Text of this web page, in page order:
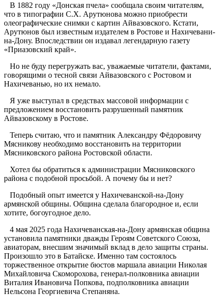
В 1882 году «Донская пчела» сообщала своим читателям,
что в типографии С.Х. Арутюнова можно приобрести
олеографические снимки с картин Айвазовского. Кстати,
Арутюнов был известным издателем в Ростове и Нахичевани-
на-Дону. Впоследствии он издавал легендарную газету
«Приазовский край».
Но не буду перегружать вас, уважаемые читатели, фактами,
говорящими о тесной связи Айвазовского с Ростовом и
Нахичеванью, но их немало.
Я уже выступал в средствах массовой информации с
предложением восстановить разрушенный памятник
Айвазовскому в Ростове.
Теперь считаю, что и памятник Александру Фёдоровичу
Мясникову необходимо восстановить на территории
Мясниковского района Ростовской области.
Хотел бы обратиться к администрации Мясниковского
района с подобной просьбой. А почему бы и нет?
Подобный опыт имеется у Нахичеванской-на-Дону
армянской общины. Община сделала благородное и, если
хотите, богоугодное дело.
4 мая 2025 года Нахичеванская-на-Дону армянская община
установила памятники дважды Героям Советского Союза,
авиаторам, внесшим значимый вклад в дело защиты страны.
Произошло это в Батайске. Именно там состоялось
торжественное открытие бюстов маршала авиации Николая
Михайловича Скоморохова, генерал-полковника авиации
Виталия Ивановича Попкова, подполковника авиации
Нельсона Георгиевича Степаняна.